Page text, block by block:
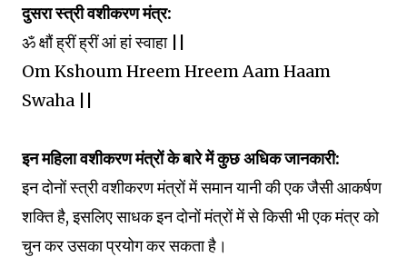
दुसरा स्त्री वशीकरण मंत्र:
ॐ क्षौं ह्रीं ह्रीं आं हां स्वाहा ||
Om Kshoum Hreem Hreem Aam Haam
Swaha ||
इन महिला वशीकरण मंत्रों के बारे में कुछ अधिक जानकारी:
इन दोनों स्त्री वशीकरण मंत्रों में समान यानी की एक जैसी आकर्षण
शक्ति है, इसलिए साधक इन दोनों मंत्रों में से किसी भी एक मंत्र को
चुन कर उसका प्रयोग कर सकता है।